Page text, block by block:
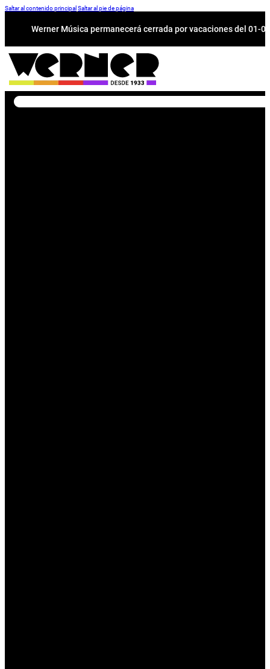
Saltar al contenido principal Saltar al pie de página
Werner Música permanecerá cerrada por vacaciones del 01-
Buscar